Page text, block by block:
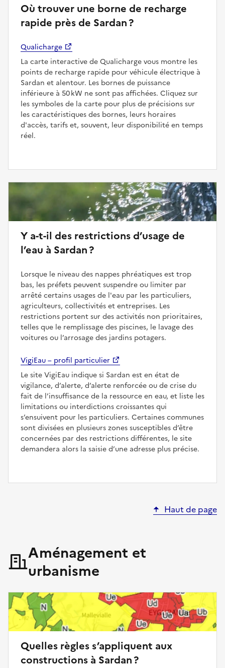
Où trouver une borne de recharge
rapide près de Sardan ?
Qualicharge
La carte interactive de Qualicharge vous montre les
points de recharge rapide pour véhicule électrique à
Sardan et alentour. Les bornes de puissance
inférieure à 50 kW ne sont pas affichées. Cliquez sur
les symboles de la carte pour plus de précisions sur
les caractéristiques des bornes, leurs horaires
d'accès, tarifs et, souvent, leur disponibilité en temps
réel.
Y a-t-il des restrictions d’usage de
l’eau à Sardan ?
Lorsque le niveau des nappes phréatiques est trop
bas, les préfets peuvent suspendre ou limiter par
arrêté certains usages de l'eau par les particuliers,
agriculteurs, collectivités et entreprises. Les
restrictions portent sur des activités non prioritaires,
telles que le remplissage des piscines, le lavage des
voitures ou l’arrosage des jardins potagers.
VigiEau – profil particulier
Le site VigiEau indique si Sardan est en état de
vigilance, d’alerte, d’alerte renforcée ou de crise du
fait de l’insuffisance de la ressource en eau, et liste les
limitations ou interdictions croissantes qui
s’ensuivent pour les particuliers. Certaines communes
sont divisées en plusieurs zones susceptibles d’être
concernées par des restrictions différentes, le site
demandera alors la saisie d’une adresse plus précise.
Haut de page
Aménagement et
urbanisme
Quelles règles s’appliquent aux
constructions à Sardan ?